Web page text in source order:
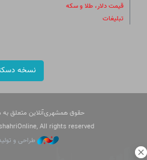
قیمت دلار، طلا و سکه
تبلیغات
نسخه
حقوق همشهری‌آنلاین متعلق
All rights reserved
طراحی و